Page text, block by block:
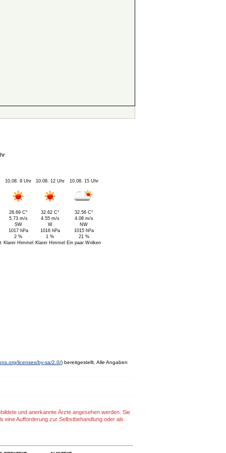
10.08. 9 Uhr
28.69 C°
5.73 m/s
SW
1017 hPa
2 %
Klarer Himmel
10.08. 12 Uhr
32.62 C°
4.55 m/s
W
1016 hPa
1 %
Klarer Himmel
10.08. 15 Uhr
32.56 C°
4.08 m/s
NW
1015 hPa
21 %
Ein paar Wolken
licenses/by-sa/2.0/) bereitgestellt. Alle Angaben
und anerkannte Ärzte angesehen werden. Sie
eine Aufforderung zur Selbstbehandlung oder als